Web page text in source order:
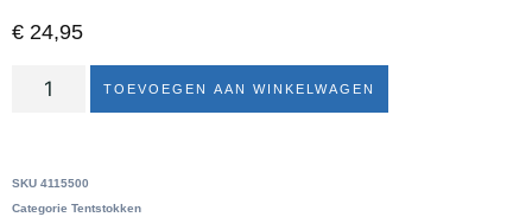
€ 24,95
TOEVOEGEN AAN WINKELWAGEN
SKU 4115500
Categorie Tentstokken